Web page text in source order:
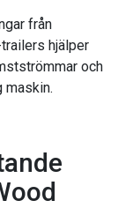
från
hjälper
och
maskin.